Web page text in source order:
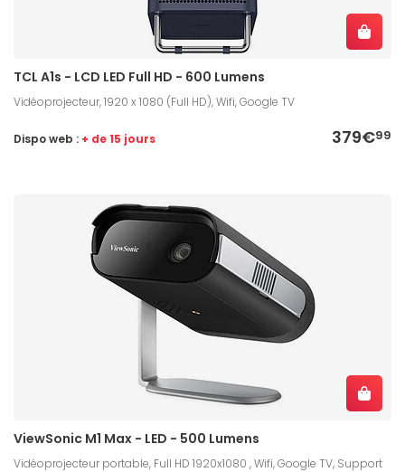
TCL A1s - LCD LED Full HD - 600 Lumens
Vidéoprojecteur, 1920 x 1080 (Full HD), Wifi, Google TV
379€99
Dispo web : + de 15 jours
ViewSonic M1 Max - LED - 500 Lumens
Vidéoprojecteur portable, Full HD 1920x1080 , Wifi, Google TV, Support